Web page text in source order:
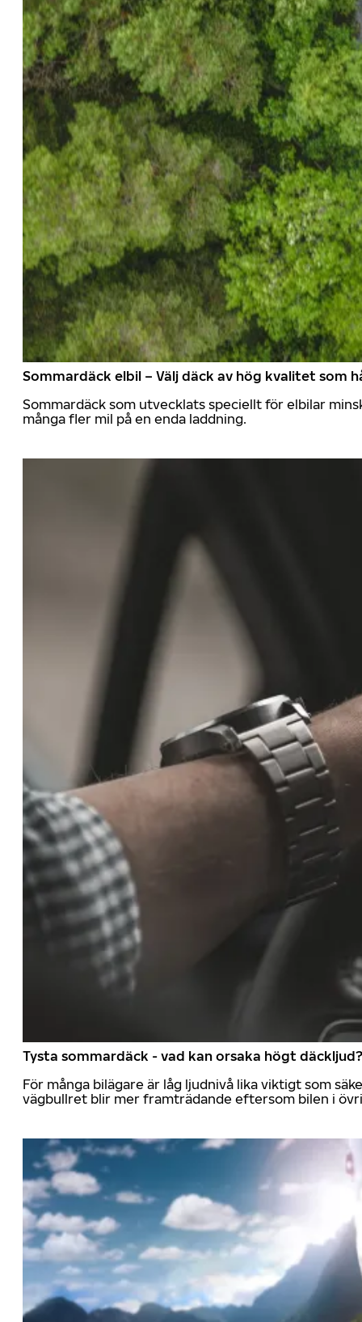
Sommardäck elbil – Välj däck av hög kvalitet som
Sommardäck som utvecklats speciellt för elbilar
många fler mil på en enda laddning.
Tysta sommardäck - vad kan orsaka högt däckljud?
För många bilägare är låg ljudnivå lika viktigt som
vägbullret blir mer framträdande eftersom bilen i